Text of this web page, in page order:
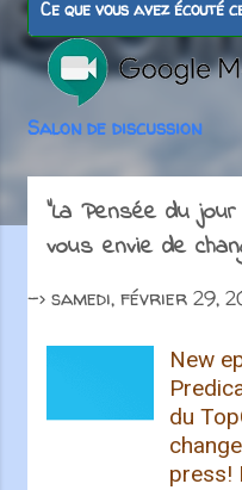
c
s
Ce que vous avez écouté
Salon de discussion
"La Pensée du
vous envie de
-> samedi, février 29,
New
du
press!